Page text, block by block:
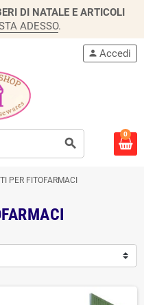
DI NATALE E ARTICOLI
ADESSO.
search
person Accedi
0
PER FITOFARMACI